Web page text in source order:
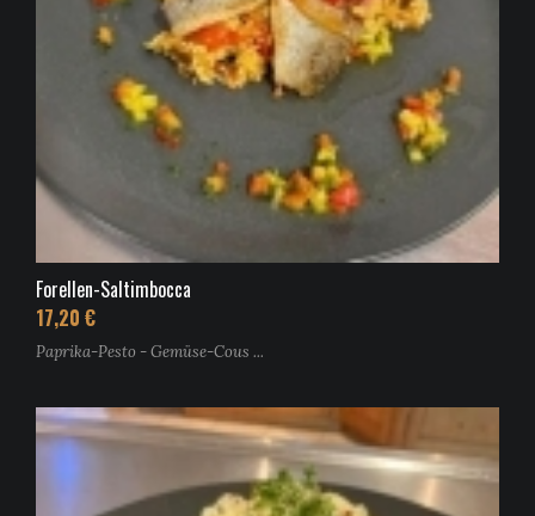
Forellen-Saltimbocca
17,20 €
Paprika-Pesto - Gemüse-Cous ...